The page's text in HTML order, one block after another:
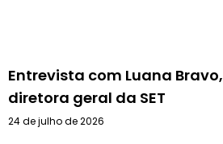
Entrevista com Luana Bravo,
diretora geral da SET
24 de julho de 2026